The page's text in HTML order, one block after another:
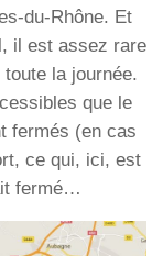
du-Rhône. Et
il est assez rare
la journée.
que le
fermés (en cas
ce qui, ici, est
fermé…